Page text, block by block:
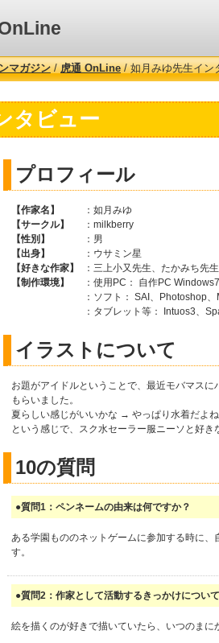
マガジン/虎通 OnLine/ 如月みゆ先生イン
タビュー
プロフィール
【作家名】
：如月みゆ
【サークル】
：milkberry
【性別】
：男
【出身】
：ウサミン星
【好きな作家】
：三上小又先生、たかみち先生
【制作環境】
：使用PC： 自作PC
：ソフト： SAI、Photoshop
：タブレット等： Intuos3、
イラストについて
お題がアイドルということで、最近モバマス
もらいました。
夏らしい感じがいいかな → やっぱり水着だよ
という感じで、スク水セーラー服ニーソと好
10の質問
●質問1：ペンネームの由来は何ですか？
ある学園もののネットゲームに参加する時に
す。
●質問2：作家として活動するきっかけについ
絵を描くのが好きで描いていたら、いつのまに